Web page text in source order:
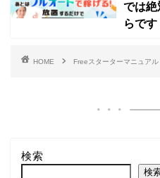
では絶
らです
HOME Freeスターターマニュアル
検索
検